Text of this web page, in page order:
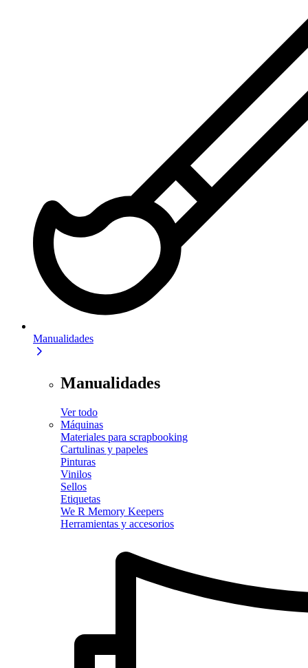
Manualidades
Manualidades
Ver todo
Máquinas
Materiales para scrapbooking
Cartulinas y papeles
Pinturas
Vinilos
Sellos
Etiquetas
We R Memory Keepers
Herramientas y accesorios